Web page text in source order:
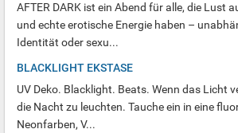
AFTER DARK ist ein Abend für alle, die Lust
und echte erotische Energie haben –
Identität oder sexu...
BLACKLIGHT EKSTASE
UV Deko. Blacklight. Beats. Wenn das Licht
die Nacht zu leuchten. Tauche ein in eine
Neonfarben, V...